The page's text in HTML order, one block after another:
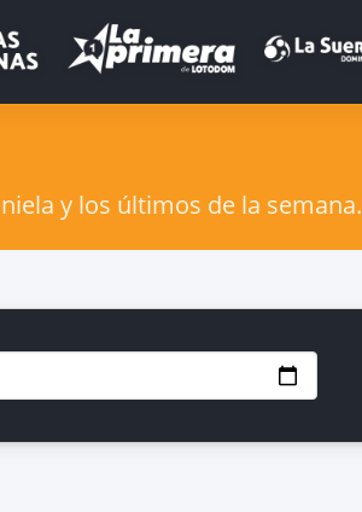
y los últimos de la semana.